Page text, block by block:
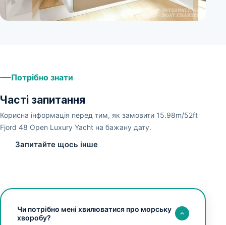
Потрібно знати
Часті запитання
Корисна інформація перед тим, як замовити 15.98m/52ft
Fjord 48 Open Luxury Yacht на бажану дату.
Запитайте щось інше
Чи потрібно мені хвилюватися про морську
хворобу?